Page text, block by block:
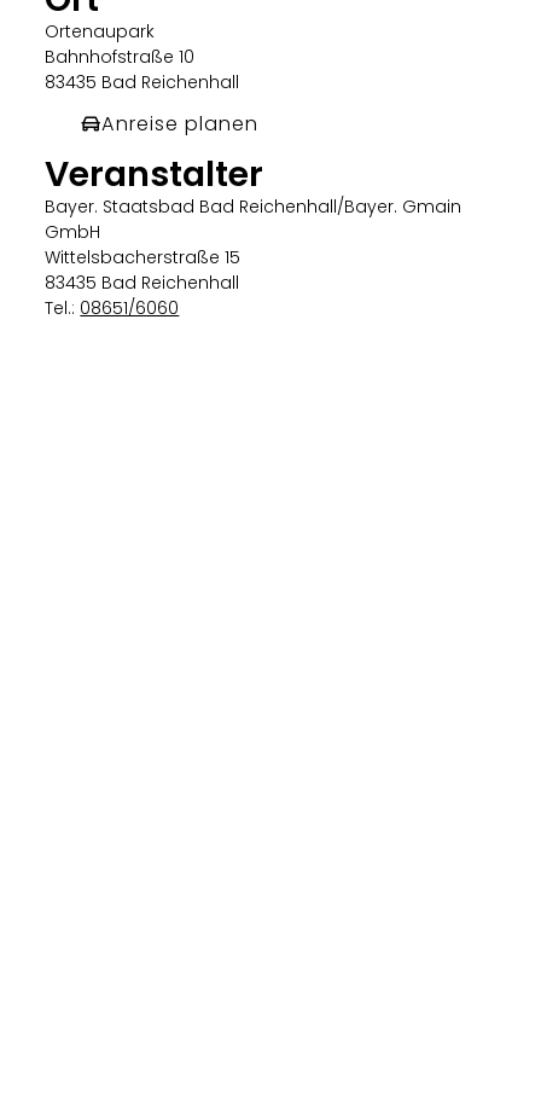
Ortenaupark
Bahnhofstraße 10
83435 Bad Reichenhall
Anreise planen
Veranstalter
Bayer. Staatsbad Bad Reichenhall/Bayer. Gmain
GmbH
Wittelsbacherstraße 15
83435 Bad Reichenhall
Tel.: 08651/6060